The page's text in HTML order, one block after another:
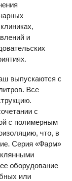
и
выпускаются с
Все
с
с полимерным
что, в
Серия «Фарм»
оборудование
или